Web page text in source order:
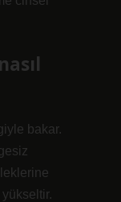
bakar.